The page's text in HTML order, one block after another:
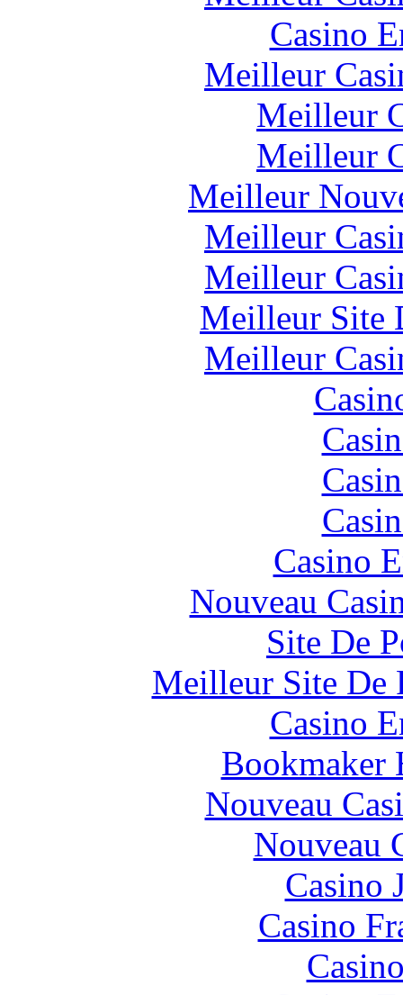
Casino
Meilleur
Meilleur
Meilleur
Meilleur
Meilleur
Meilleur
Meilleur Site
Meilleur
Casino
Nouveau
Site De
Meilleur Site De
Casino
Bookmaker
Nouveau
Nouveau
Casino
Casino